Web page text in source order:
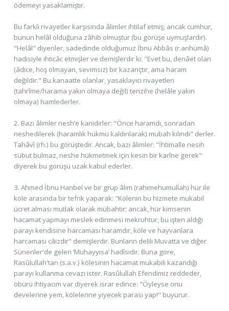
ödemeyi yasaklamıştır.
Bu farklı rivayetler karşısında âlimler ihtilaf etmiş; ancak cumhur,
bunun helâl olduğuna zâhib olmuştur (bu görüşe uymuşlardır).
"Helâl" diyenler, sadedinde olduğumuz İbnu Abbâs (r.anhümâ)
hadisiyle ihticâc etmişler ve demişlerdir ki: "Evet bu, denâet olan
(âdice, hoş olmayan, sevimsiz) bir kazançtır, ama haram
değildir." Bu kanaatte olanlar, yasaklayıcı rivayetleri
(tahrîme/harama yakın olmaya değil) tenzihe (helâle yakın
olmaya) hamlederler.
2. Bazı âlimler nesh’e kanidirler: "Önce haramdı, sonradan
neshedilerek (haramlık hükmü kaldırılarak) mubah kılındı" derler.
Tahâvî (rh.) bu görüştedir. Ancak, bazı âlimler: "İhtimalle nesih
sübut bulmaz, neshe hükmetmek için kesin bir karîne gerek"
diyerek bu görüşü uzak kabul ederler.
3. Ahmed İbnu Hanbel ve bir grup âlim (rahımehumullah) hür ile
köle arasında bir tefrik yaparak: "Kölenin bu hizmete mukabil
ücret alması mutlak olarak mübahtır; ancak, hür kimsenin
hacamat yapmayı meslek edinmesi mekruhtur, bu işten aldığı
parayı kendisine harcaması haramdır, köle ve hayvanlara
harcaması câizdir" demişlerdir. Bunların delili Muvatta ve diğer
Sünenler'de gelen ‘Muhayyısa’ hadîsidir. Buna göre,
Rasûlullah'tan (s.a.v.) kölesinin hacamat mukabili kazandığı
parayı kullanma cevazı ister. Rasûlullah Efendimiz reddeder,
öbürü ihtiyacım var diyerek ısrar edince: "Öyleyse onu
develerine yem, kölelerine yiyecek parası yap!" buyurur.